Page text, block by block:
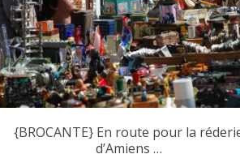
{BROCANTE} En route pour la
d’Amiens …